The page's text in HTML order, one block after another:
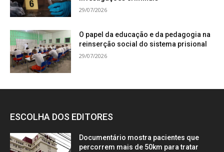
29/07/2026
O papel da educação e da pedagogia na
reinserção social do sistema prisional
29/07/2026
ESCOLHA DOS EDITORES
Documentário mostra pacientes que
percorrem mais de 50km para tratar